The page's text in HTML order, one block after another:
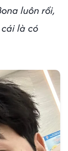
luôn rồi,
là có